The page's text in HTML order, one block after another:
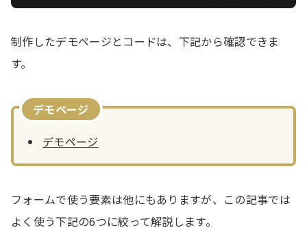
制作したデモページとコードは、下記から確認できま
す。
デモページ
デモページ
フォームで使う要素は他にもありますが、この記事では
よく使う下記の6つに絞って解説します。